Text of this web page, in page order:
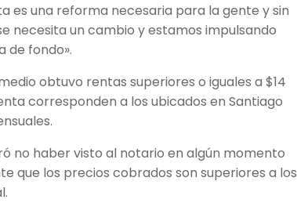
es una reforma necesaria para la gente y sin
necesita un cambio y estamos impulsando
de fondo».
obtuvo rentas superiores o iguales a $14
corresponden a los ubicados en Santiago
no haber visto al notario en algún momento
que los precios cobrados son superiores a los